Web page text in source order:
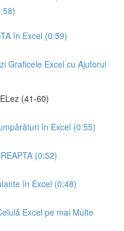
în Excel (0:59)
Graficele Excel cu Ajutorul
(41-60)
în Excel (0:55)
(0:52)
în Excel (0:48)
Excel pe mai Multe